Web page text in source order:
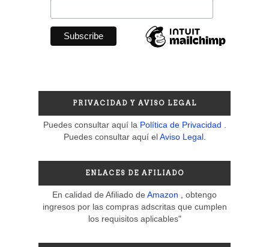
PRIVACIDAD Y AVISO LEGAL
Puedes consultar aquí la Política de Privacidad
Puedes consultar aquí elAviso Legal.
ENLACES DE AFILIADO
En calidad de Afiliado de Amazon
, obtengo
ingresos por las compras adscritas que cumplen
los requisitos aplicables"